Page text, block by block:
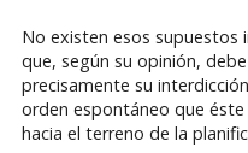
No existen esos supuestos
que, según su opinión,
precisamente su
orden espontáneo que
hacia el terreno de la